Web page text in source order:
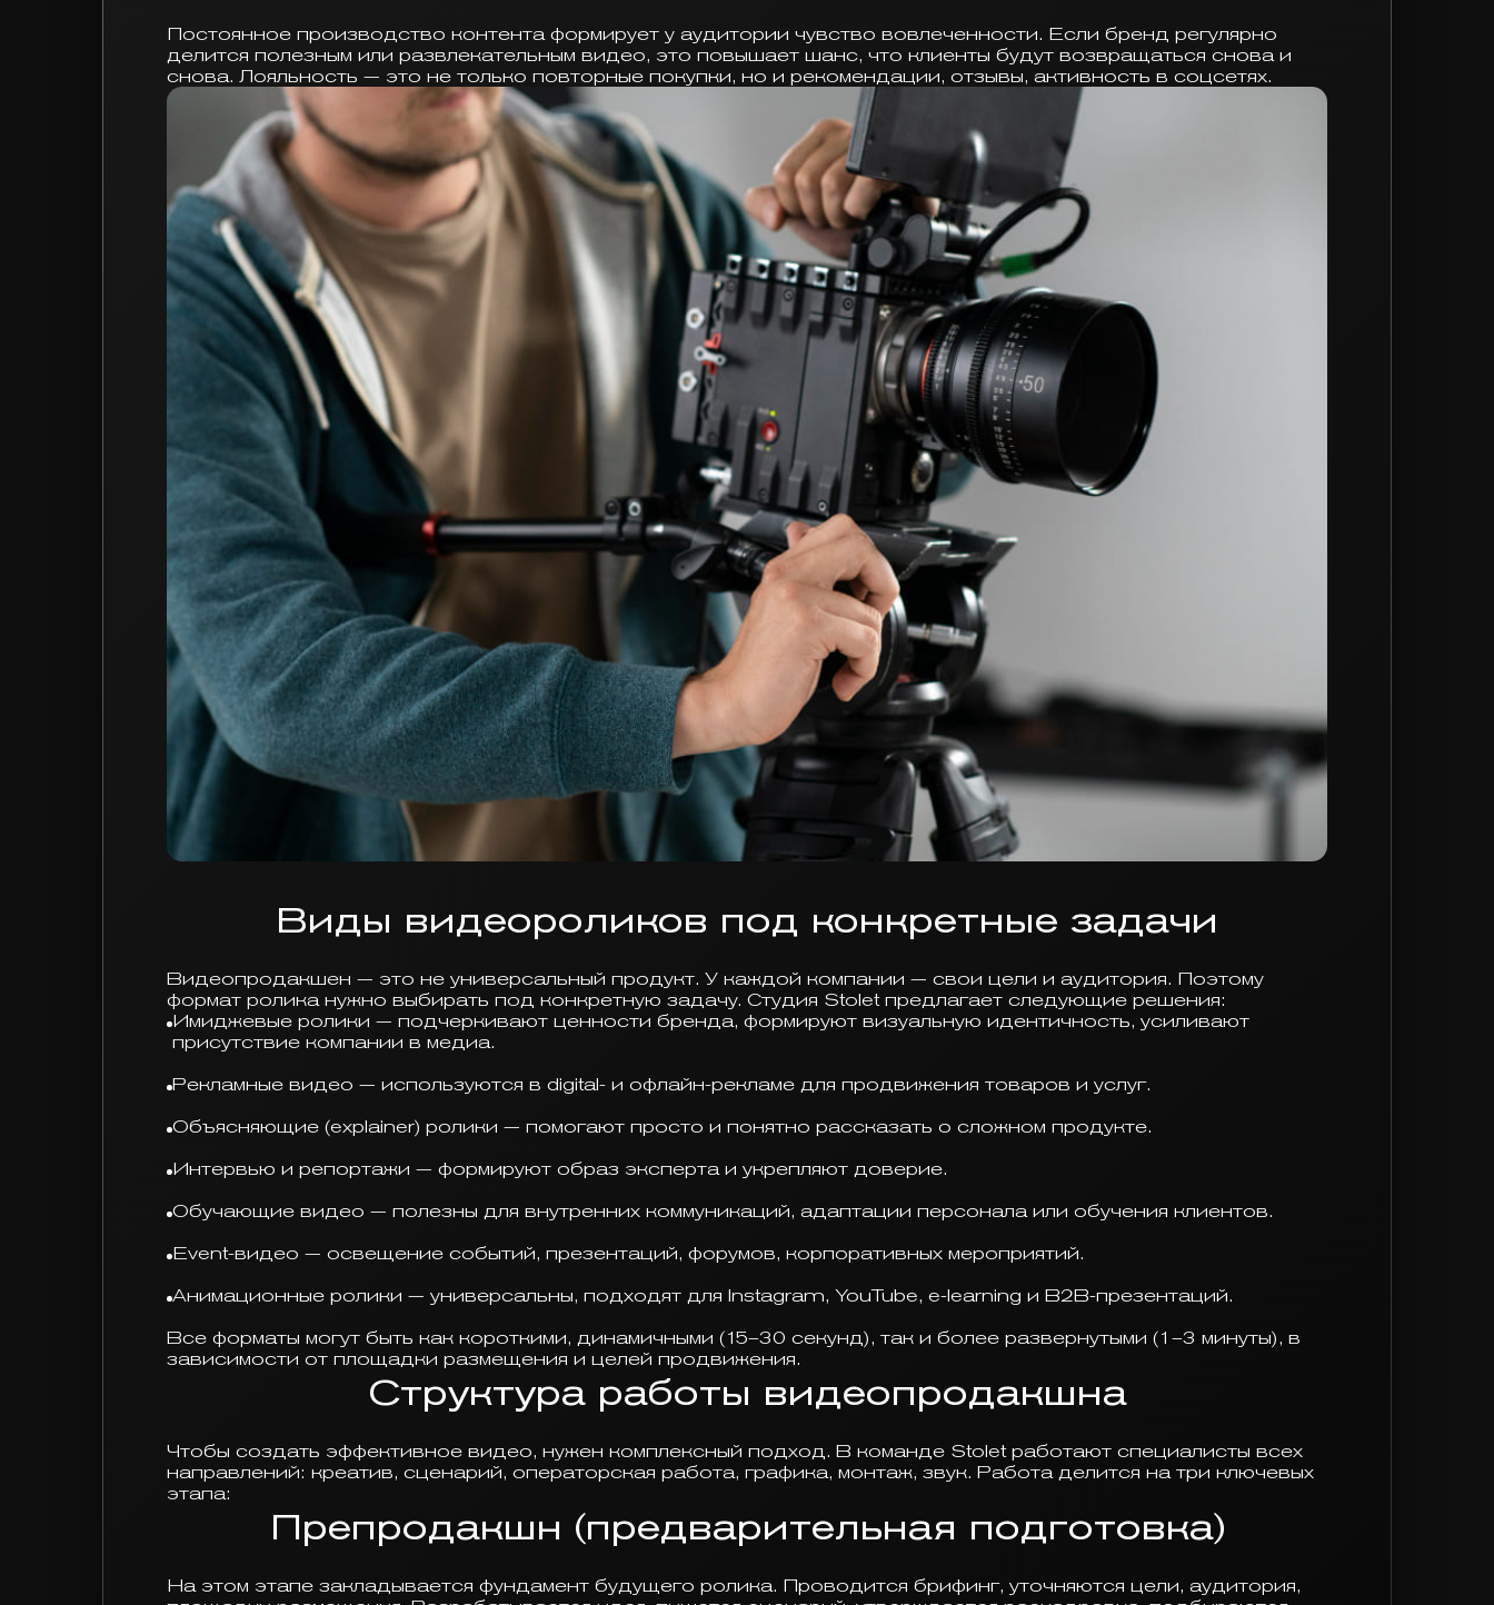
Постоянное производство контента формирует у аудитории чувство вовлеченности. Если бренд регулярно
делится полезным или развлекательным видео, это повышает шанс, что клиенты будут возвращаться снова и
снова. Лояльность — это не только повторные покупки, но и рекомендации, отзывы, активность в соцсетях.
Виды видеороликов под конкретные задачи
Видеопродакшен — это не универсальный продукт. У каждой компании — свои цели и аудитория. Поэтому
формат ролика нужно выбирать под конкретную задачу. Студия Stolet предлагает следующие решения:
Имиджевые ролики — подчеркивают ценности бренда, формируют визуальную идентичность, усиливают
присутствие компании в медиа.
Рекламные видео — используются в digital- и офлайн-рекламе для продвижения товаров и услуг.
Объясняющие (explainer) ролики — помогают просто и понятно рассказать о сложном продукте.
Интервью и репортажи — формируют образ эксперта и укрепляют доверие.
Обучающие видео — полезны для внутренних коммуникаций, адаптации персонала или обучения клиентов.
Event-видео — освещение событий, презентаций, форумов, корпоративных мероприятий.
Анимационные ролики — универсальны, подходят для Instagram, YouTube, e-learning и B2B-презентаций.
Все форматы могут быть как короткими, динамичными (15–30 секунд), так и более развернутыми (1–3 минуты), в
зависимости от площадки размещения и целей продвижения.
Структура работы видеопродакшна
Чтобы создать эффективное видео, нужен комплексный подход. В команде Stolet работают специалисты всех
направлений: креатив, сценарий, операторская работа, графика, монтаж, звук. Работа делится на три ключевых
этапа:
Препродакшн (предварительная подготовка)
На этом этапе закладывается фундамент будущего ролика. Проводится брифинг, уточняются цели, аудитория,